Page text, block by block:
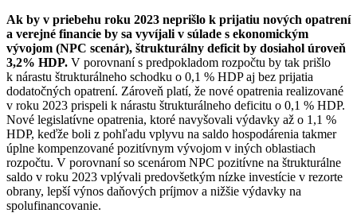
Ak by v priebehu roku 2023 neprišlo k prijatiu nových opatrení
a verejné financie by sa vyvíjali v súlade s ekonomickým
vývojom (NPC scenár), štrukturálny deficit by dosiahol úroveň
3,2% HDP. V porovnaní s predpokladom rozpočtu by tak prišlo
k nárastu štrukturálneho schodku o 0,1 % HDP aj bez prijatia
dodatočných opatrení. Zároveň platí, že nové opatrenia realizované
v roku 2023 prispeli k nárastu štrukturálneho deficitu o 0,1 % HDP.
Nové legislatívne opatrenia, ktoré navyšovali výdavky až o 1,1 %
HDP, keďže boli z pohľadu vplyvu na saldo hospodárenia takmer
úplne kompenzované pozitívnym vývojom v iných oblastiach
rozpočtu. V porovnaní so scenárom NPC pozitívne na štrukturálne
saldo v roku 2023 vplývali predovšetkým nízke investície v rezorte
obrany, lepší výnos daňových príjmov a nižšie výdavky na
spolufinancovanie.